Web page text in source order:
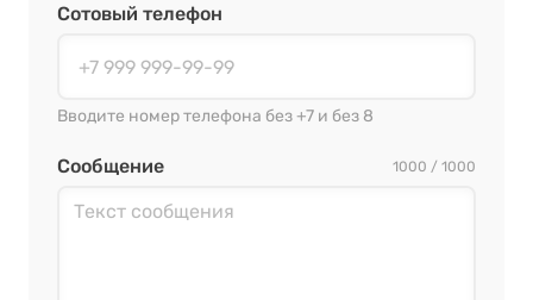
Сотовый телефон
Вводите номер телефона без +7 и без 8
Сообщение 1000 / 1000